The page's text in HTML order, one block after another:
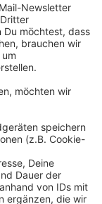
Variante der
Euro bestellt
EC-Karte
Stunden
die Frau ein
Bereich